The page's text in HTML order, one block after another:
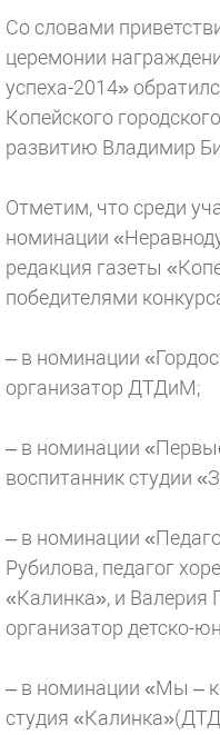
Со словами
церемонии
успеха-2014»
Копейского
развитию Владимир
Отметим, что среди
номинации
редакция газеты
победителями
– в номинации
организатор ДТДиМ;
– в номинации
воспитанник студии
– в номинации
Рубилова, педагог
«Калинка», и Валерия
организатор детско-
– в номинации «Мы –
студия